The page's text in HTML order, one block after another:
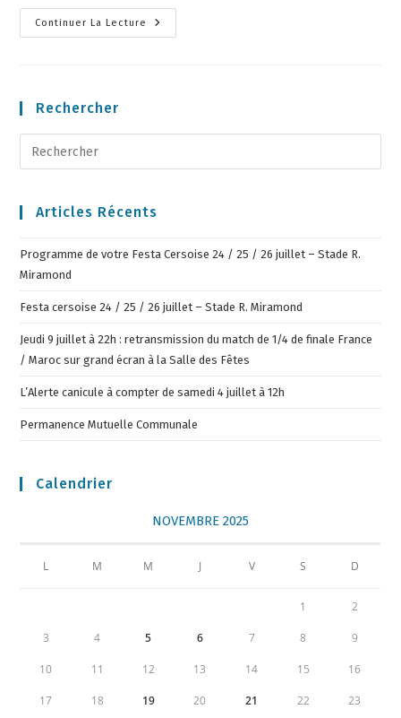
Continuer La Lecture
Rechercher
Articles Récents
Programme de votre Festa Cersoise 24 / 25 / 26 juillet – Stade R.
Miramond
Festa cersoise 24 / 25 / 26 juillet – Stade R. Miramond
Jeudi 9 juillet à 22h : retransmission du match de 1/4 de finale France
/ Maroc sur grand écran à la Salle des Fêtes
L’Alerte canicule à compter de samedi 4 juillet à 12h
Permanence Mutuelle Communale
Calendrier
NOVEMBRE 2025
L M M J V S D
1 2
3 4 5 6 7 8 9
10 11 12 13 14 15 16
17 18 19 20 21 22 23